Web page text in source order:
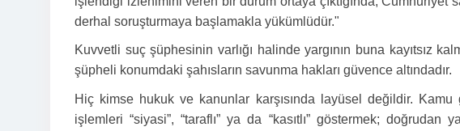
derhal soruşturmaya başlamakla yükümlüdür."
Kuvvetli suç şüphesinin varlığı halinde yargının buna kayıtsız
şüpheli konumdaki şahısların savunma hakları güvence altındadır.
Hiç kimse hukuk ve kanunlar karşısında layüsel değildir.
işlemleri “siyasi”, “taraflı” ya da “kasıtlı” göstermek; doğrudan